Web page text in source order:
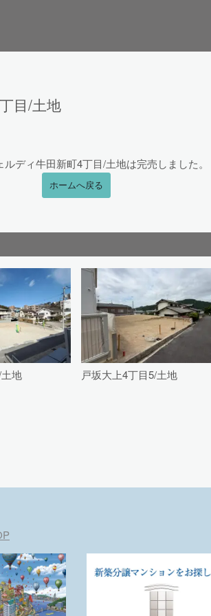
目/土地
ルディ牛田新町4丁目/土地は完売しました。
ホームへ戻る
地 戸坂大上4丁目5/土地